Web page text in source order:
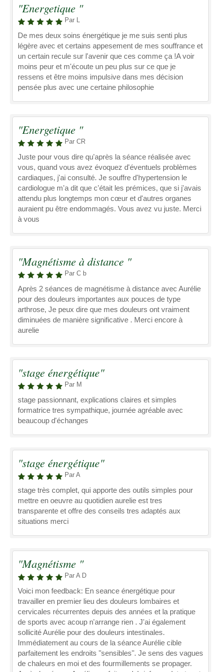
"Energetique "
Par L
De mes deux soins énergétique je me suis senti plus
légère avec et certains appesement de mes souffrance et
un certain recule sur l'avenir que ces comme ça !A voir
moins peur et m'écoute un peu plus sur ce que je
ressens et être moins impulsive dans mes décision
pensée plus avec une certaine philosophie
"Energetique "
Par CR
Juste pour vous dire qu'après la séance réalisée avec
vous, quand vous avez évoquez d'éventuels problèmes
cardiaques, j'ai consulté. Je souffre d'hypertension le
cardiologue m'a dit que c'était les prémices, que si j'avais
attendu plus longtemps mon cœur et d'autres organes
auraient pu être endommagés. Vous avez vu juste. Merci
à vous
"Magnétisme à distance "
Par C b
Après 2 séances de magnétisme à distance avec Aurélie
pour des douleurs importantes aux pouces de type
arthrose, Je peux dire que mes douleurs ont vraiment
diminuées de manière significative . Merci encore à
aurelie
"stage énergétique"
Par M
stage passionnant, explications claires et simples
formatrice tres sympathique, journée agréable avec
beaucoup d'échanges
"stage énergétique"
Par A
stage très complet, qui apporte des outils simples pour
mettre en oeuvre au quotidien aurelie est tres
transparente et offre des conseils tres adaptés aux
situations merci
"Magnétisme "
Par A D
Voici mon feedback: En seance énergétique pour
travailler en premier lieu des douleurs lombaires et
cervicales récurrentes depuis des années et la pratique
de sports avec acoup n'arrange rien . J'ai également
sollicité Aurélie pour des douleurs intestinales.
Immédiatement au cours de la séance Aurélie cible
parfaitement les endroits "sensibles". Je sens des vagues
de chaleurs en moi et des fourmillements se propager.